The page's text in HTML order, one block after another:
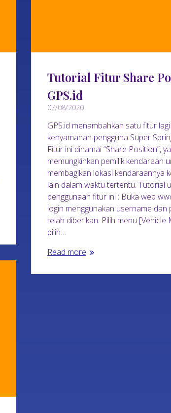
Tutorial Fitur Share
GPS.id
07/08/2020
GPS.id menambahkan satu fitur
kenyamanan pengguna Super
Fitur ini dinamai “Share Position”,
memungkinkan pemilik kendaraan
membagikan lokasi kendaraannya
lain dalam waktu tertentu. Tutorial
penggunaan fitur ini : Buka web
login menggunakan username dan
telah diberikan. Pilih menu [Vehicle
pilih…
Read more